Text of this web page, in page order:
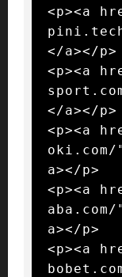
<p><a
</a></p>
<p><a
</a></p>
<p><a
a></p>
<p><a
a></p>
<p><a